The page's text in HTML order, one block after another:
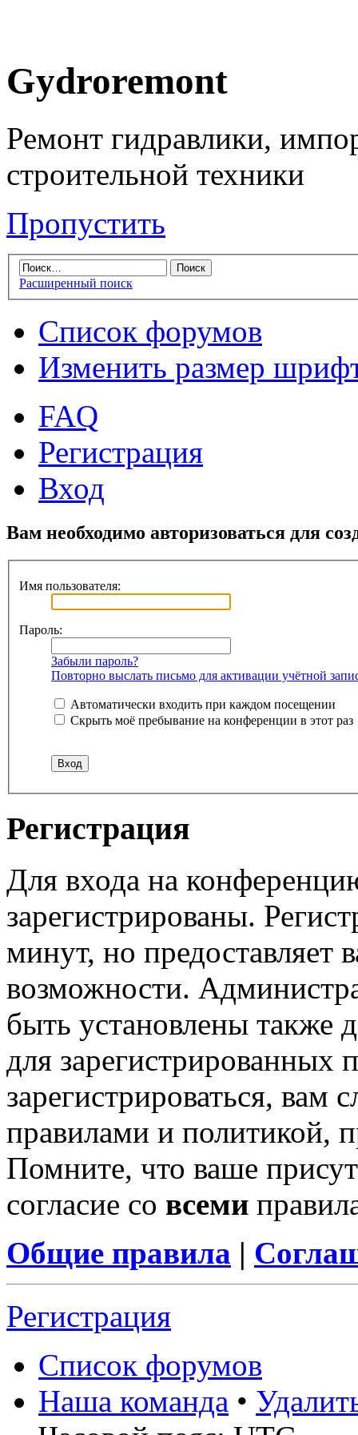
Gydroremont
Ремонт гидравлики,
строительной техники
Пропустить
Расширенный поиск
Список форумов
Изменить размер
FAQ
Регистрация
Вход
Вам необходимо авторизоваться для
Имя пользователя:
Пароль:
Забыли пароль?
Повторно выслать письмо для активации учётной
Автоматически входить при каждом посещении
Скрыть моё пребывание на конференции в этот раз
Регистрация
Для входа на
зарегистрированы.
минут, но предоставляет
возможности.
быть установлены также
для зарегистрированных
зарегистрироваться, вам
правилами и политикой,
Помните, что ваше
согласие со всеми
Общие правила |
Регистрация
Список форумов
Наша команда •